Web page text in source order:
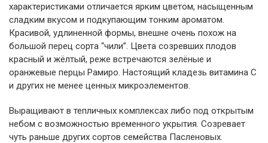
характеристиками отличается ярким цветом, насыщенным
сладким вкусом и подкупающим тонким ароматом.
Красивой, удлиненной формы, внешне очень похож на
большой перец сорта “чили”. Цвета созревших плодов
красный и жёлтый, реже встречаются зелёные и
оранжевые перцы Рамиро. Настоящий кладезь витамина С
и других не менее ценных микроэлементов.
Выращивают в тепличных комплексах либо под открытым
небом с возможностью временного укрытия. Созревает
чуть раньше других сортов семейства Пасленовых.